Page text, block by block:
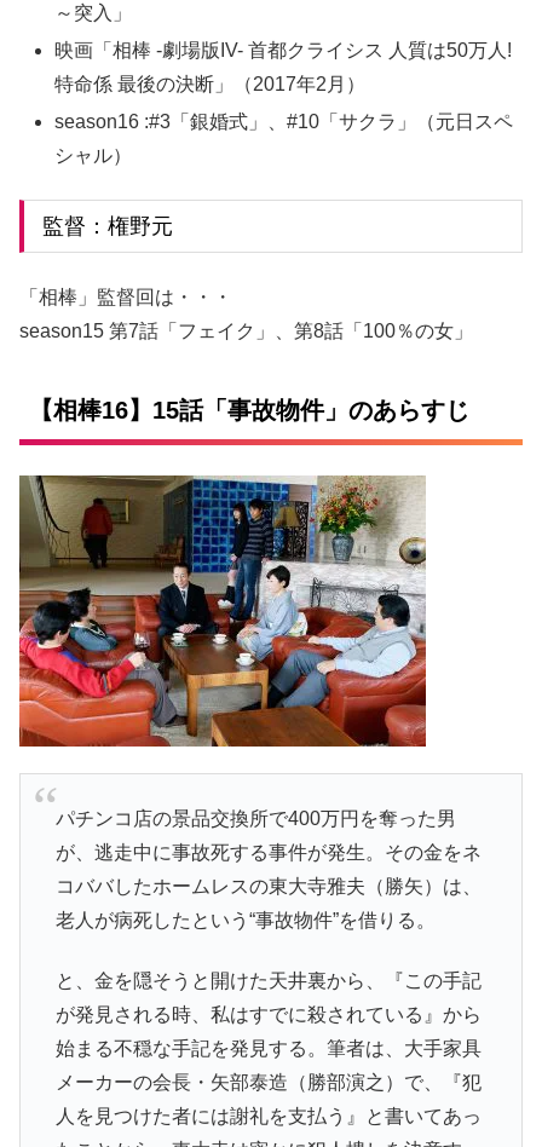
～突入」
映画「相棒 -劇場版IV- 首都クライシス 人質は50万人!
特命係 最後の決断」（2017年2月）
season16 :#3「銀婚式」、#10「サクラ」（元日スペ
シャル）
監督：権野元
「相棒」監督回は・・・
season15 第7話「フェイク」、第8話「100％の女」
【相棒16】15話「事故物件」のあらすじ
パチンコ店の景品交換所で400万円を奪った男
が、逃走中に事故死する事件が発生。その金をネ
コババしたホームレスの東大寺雅夫（勝矢）は、
老人が病死したという“事故物件”を借りる。
と、金を隠そうと開けた天井裏から、『この手記
が発見される時、私はすでに殺されている』から
始まる不穏な手記を発見する。筆者は、大手家具
メーカーの会長・矢部泰造（勝部演之）で、『犯
人を見つけた者には謝礼を支払う』と書いてあっ